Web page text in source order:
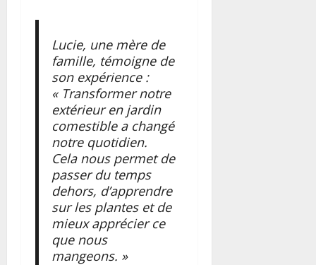
Lucie, une mère de
famille, témoigne de
son expérience :
« Transformer notre
extérieur en jardin
comestible a changé
notre quotidien.
Cela nous permet de
passer du temps
dehors, d’apprendre
sur les plantes et de
mieux apprécier ce
que nous
mangeons. »